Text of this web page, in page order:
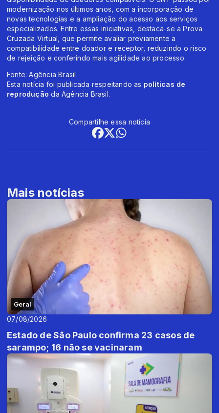
modernização nos últimos anos, com a incorporação de
novas tecnologias e a ampliação do acesso aos serviços
especializados. Entre essas iniciativas, destaca-se a Prova
Cruzada Virtual, que permite avaliar previamente a
compatibilidade entre doador e receptor, reduzindo o risco
de rejeição e conferindo mais agilidade ao processo.
Fonte: Agência Brasil
Esta notícia foi publicada respeitando as políticas de
reprodução da Agência Brasil.
Compartilhe essa notícia
Mais notícias
Geral
07/08/2026
Estado de São Paulo confirma 23 casos de
sarampo; 16 não se vacinaram